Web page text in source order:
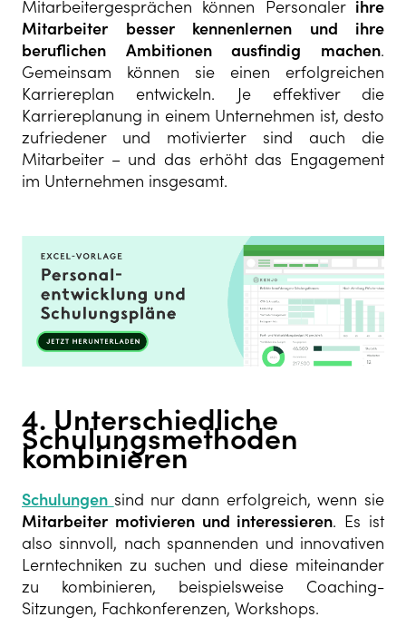
Mitarbeitergesprächen können Personaler ihre
Mitarbeiter besser kennenlernen und ihre
beruflichen Ambitionen ausfindig machen.
Gemeinsam können sie einen erfolgreichen
Karriereplan entwickeln. Je effektiver die
Karriereplanung in einem Unternehmen ist, desto
zufriedener und motivierter sind auch die
Mitarbeiter – und das erhöht das Engagement
im Unternehmen insgesamt.
4. Unterschiedliche
Schulungsmethoden
kombinieren
Schulungen sind nur dann erfolgreich, wenn sie
Mitarbeiter motivieren und interessieren. Es ist
also sinnvoll, nach spannenden und innovativen
Lerntechniken zu suchen und diese miteinander
zu kombinieren, beispielsweise Coaching-
Sitzungen, Fachkonferenzen, Workshops.